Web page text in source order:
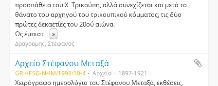
προσπάθεια του Χ. Τρικούπη, αλλά συνεχίζεται και μετά το
θάνατο του αρχηγού του τρικουπικού κόμματος, τις δύο
πρώτες δεκαετίες του 20ού αιώνα.
Ως έμπιστ... »
Δραγούμης, Στέφανος
Αρχείο Στέφανου Μεταξά
GR HESG-NHM/1993/10-4 Αρχείο 1897-1921
Χειρόγραφο ημερολόγιο του Στέφανου Μεταξά, εκθέσεις,